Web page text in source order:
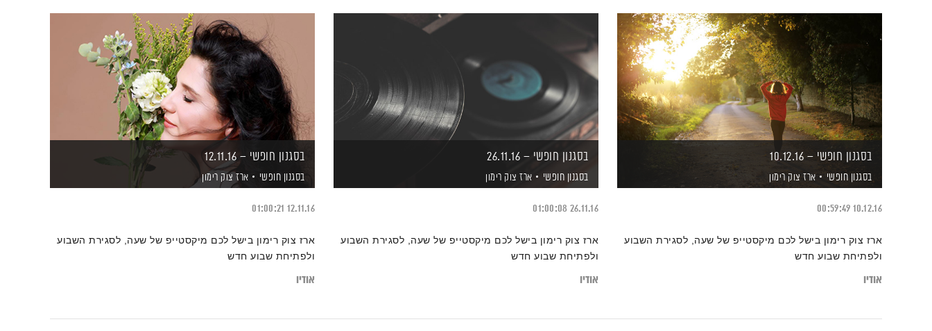
בסגנון חופשי – 10.12.16
בסגנון חופשי ארז צוק רימון
10.12.16
00:59:49
ארז צוק רימון בישל לכם מיקסטייפ של שעה, לסגירת השבוע
ולפתיחת שבוע חדש
אודיו
בסגנון חופשי – 26.11.16
בסגנון חופשי ארז צוק רימון
26.11.16
01:00:08
ארז צוק רימון בישל לכם מיקסטייפ של שעה, לסגירת השבוע
ולפתיחת שבוע חדש
אודיו
בסגנון חופשי – 12.11.16
בסגנון חופשי ארז צוק רימון
12.11.16
01:00:21
ארז צוק רימון בישל לכם מיקסטייפ של שעה, לסגירת השבוע
ולפתיחת שבוע חדש
אודיו